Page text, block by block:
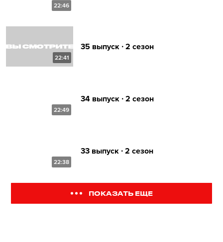
22:46
22:41
35 выпуск ∙ 2 сезон
22:49
34 выпуск ∙ 2 сезон
22:38
33 выпуск ∙ 2 сезон
ПОКАЗАТЬ ЕЩЕ